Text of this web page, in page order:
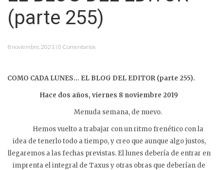
(parte 255)
8 noviembre, 2021 | 0 Comentarios
COMO CADA LUNES… EL BLOG DEL EDITOR (parte 255).
Hace dos años, viernes 8 noviembre 2019
Menuda semana, de nuevo.
Hemos vuelto a trabajar con un ritmo frenético con la
idea de tenerlo todo a tiempo, y creo que aunque algo justos,
llegaremos a las fechas previstas. El lunes debería de entrar en
imprenta el integral de Taxus y otras obras que deberían de